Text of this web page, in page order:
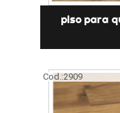
piso para
Cod.:2909